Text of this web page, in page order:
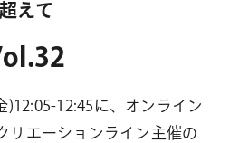
超えて
)12:05-12:45に、オンライン
リエーションライン主催の